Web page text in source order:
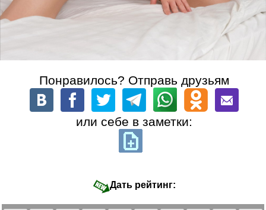
Понравилось? Отправь друзьям
или себе в заметки:
Дать рейтинг: